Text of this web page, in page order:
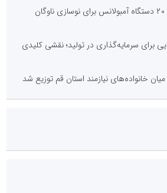
امضای تفاهم‌نامه خرید ۲۰ دستگاه آمبولانس برای نوسازی ناوگان
طلایی برای سرمایه‌گذاری در تولید؛ نقشی کلیدی